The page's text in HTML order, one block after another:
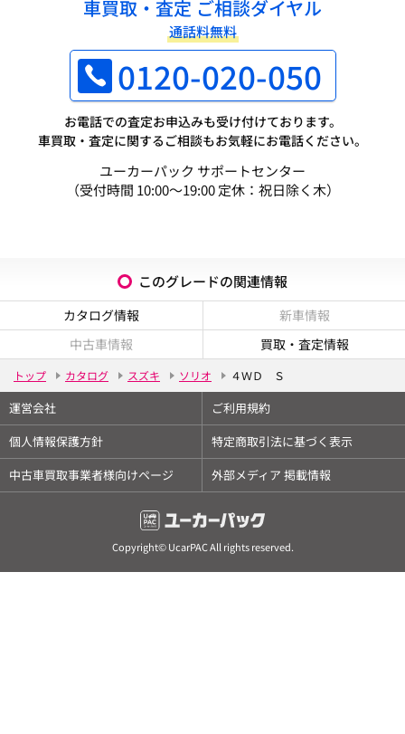
車買取・査定 ご相談ダイヤル
通話料無料
0120-020-050
お電話での査定お申込みも受け付けております。
車買取・査定に関するご相談もお気軽にお電話ください。
ユーカーパック サポートセンター
（受付時間 10:00～19:00 定休：祝日除く木）
このグレードの関連情報
カタログ情報
新車情報
中古車情報
買取・査定情報
トップ カタログ スズキ ソリオ ４ＷＤ Ｓ
運営会社
ご利用規約
個人情報保護方針
特定商取引法に基づく表示
中古車買取事業者様向けページ
外部メディア 掲載情報
Copyright© UcarPAC All rights reserved.